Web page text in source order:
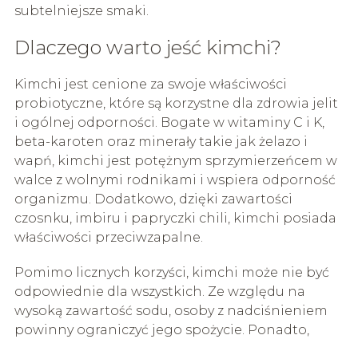
subtelniejsze smaki.
Dlaczego warto jeść kimchi?
Kimchi jest cenione za swoje właściwości
probiotyczne, które są korzystne dla zdrowia jelit
i ogólnej odporności. Bogate w witaminy C i K,
beta-karoten oraz minerały takie jak żelazo i
wapń, kimchi jest potężnym sprzymierzeńcem w
walce z wolnymi rodnikami i wspiera odporność
organizmu. Dodatkowo, dzięki zawartości
czosnku, imbiru i papryczki chili, kimchi posiada
właściwości przeciwzapalne.
Pomimo licznych korzyści, kimchi może nie być
odpowiednie dla wszystkich. Ze względu na
wysoką zawartość sodu, osoby z nadciśnieniem
powinny ograniczyć jego spożycie. Ponadto,